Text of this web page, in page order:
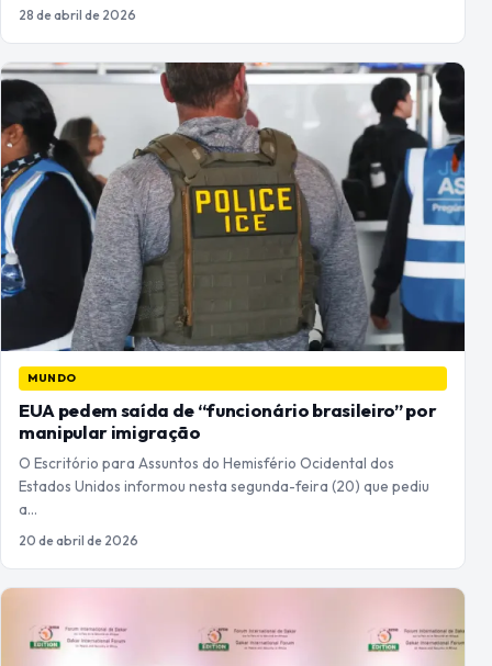
28 de abril de 2026
MUNDO
EUA pedem saída de “funcionário brasileiro” por
manipular imigração
O Escritório para Assuntos do Hemisfério Ocidental dos
Estados Unidos informou nesta segunda-feira (20) que pediu
a…
20 de abril de 2026